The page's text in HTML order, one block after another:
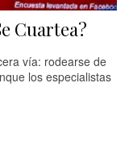
Cuartea?
vía: rodearse de
los especialistas